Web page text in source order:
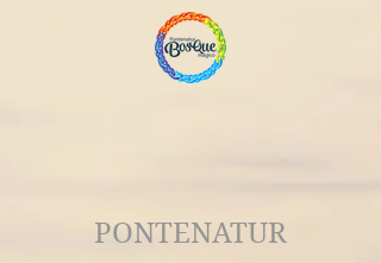
PONTENATUR